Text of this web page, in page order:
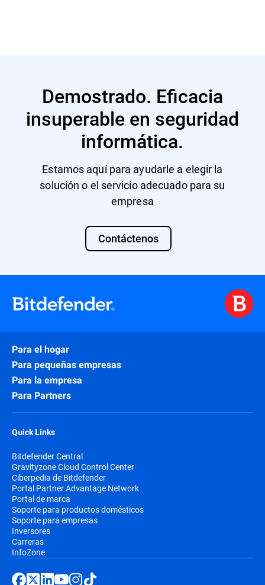
Demostrado. Eficacia
insuperable en seguridad
informática.
Estamos aquí para ayudarle a elegir la
solución o el servicio adecuado para su
empresa
Contáctenos
Para el hogar
Para pequeñas empresas
Para la empresa
Para Partners
Quick Links
Bitdefender Central
Gravityzone Cloud Control Center
Ciberpedia de Bitdefender
Portal Partner Advantage Network
Portal de marca
Soporte para productos domésticos
Soporte para empresas
Inversores
Carreras
InfoZone